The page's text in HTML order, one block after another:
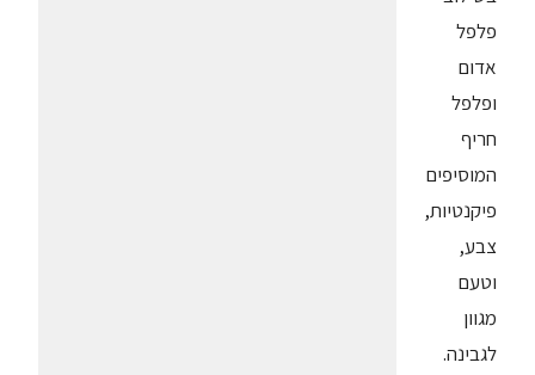
פלפל
אדום
ופלפל
חריף
המוסיפים
פיקנטיות,
צבע,
וטעם
מגוון
לגבינה.